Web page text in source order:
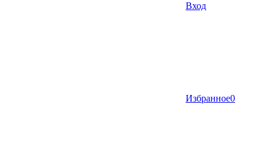
Вход
Избранное0